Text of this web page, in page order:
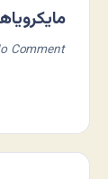
Comment